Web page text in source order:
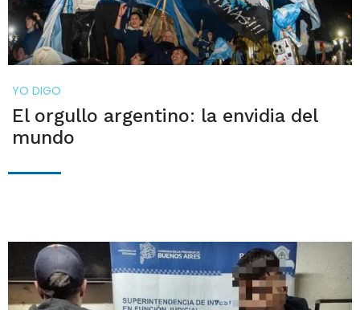
YO DIGO
El orgullo argentino: la envidia del
mundo